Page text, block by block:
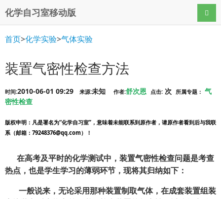
化学自习室移动版 导航
首页>化学实验>气体实验
装置气密性检查方法
时间:2010-06-01 09:29 来源:未知 作者:舒次恩 点击: 次 所属专题： 气
密性检查
版权申明 ：凡是署名为“化学自习室”，意味着未能联系到原作者，请原作者看到后与我联
系（邮箱：79248376@qq.com）！
在高考及平时的化学测试中，装置气密性检查问题是考查
热点，也是学生学习的薄弱环节，现将其归纳如下：
一般说来，无论采用那种装置制取气体，在成套装置组装